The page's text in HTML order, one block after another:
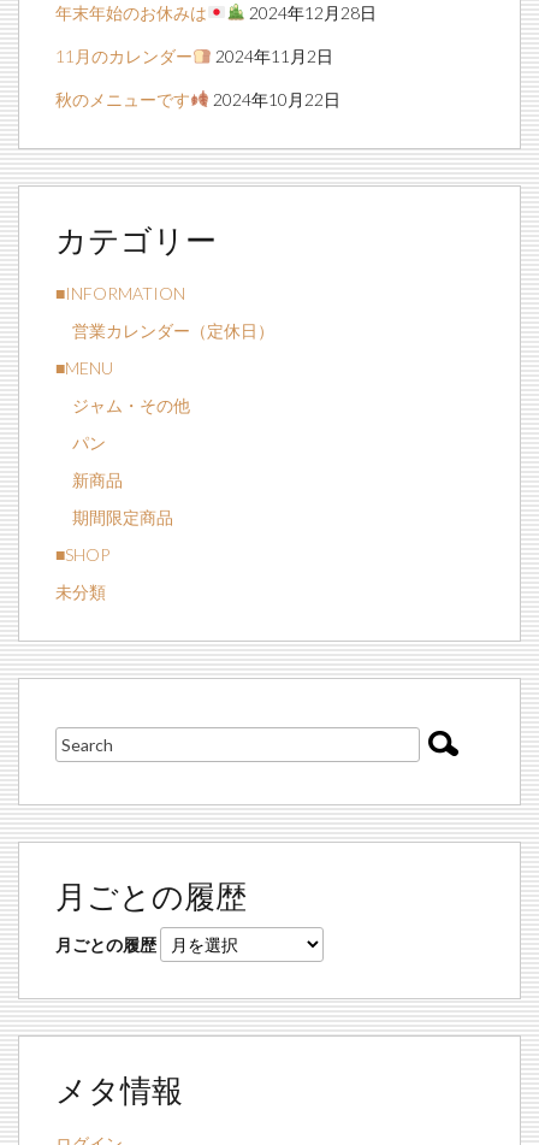
年末年始のお休みは 2024年12月28日
11月のカレンダー 2024年11月2日
秋のメニューです 2024年10月22日
カテゴリー
■INFORMATION
営業カレンダー（定休日）
■MENU
ジャム・その他
パン
新商品
期間限定商品
■SHOP
未分類
月ごとの履歴
月ごとの履歴
メタ情報